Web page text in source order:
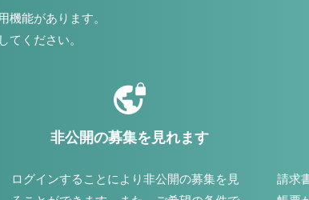
機能があります。
てください。
非公開の募集を見れます
ログインすることにより非公開の募集を見
請求